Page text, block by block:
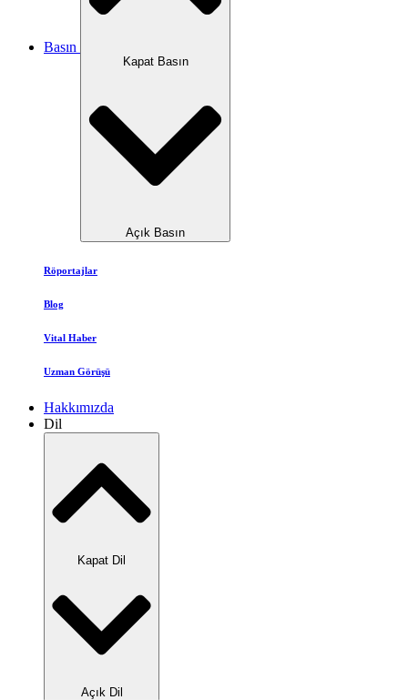
Basın
Kapat Basın
Açık Basın
Röportajlar
Blog
Vital Haber
Uzman Görüşü
Hakkımızda
Dil
Kapat Dil
Açık Dil